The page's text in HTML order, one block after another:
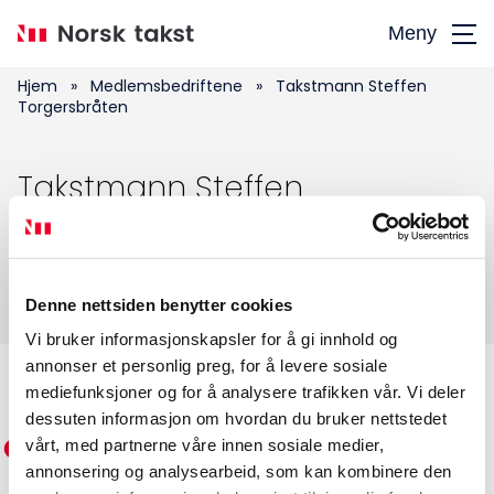
Denne nettsiden benytter cookies
Vi bruker informasjonskapsler for å gi innhold og
annonser et personlig preg, for å levere sosiale
mediefunksjoner og for å analysere trafikken vår. Vi deler
dessuten informasjon om hvordan du bruker nettstedet
vårt, med partnerne våre innen sosiale medier,
annonsering og analysearbeid, som kan kombinere den
hovedinnhold
Meny
Søk
etter:
Medlemskap
Kurs og konferanser
Hjem » Medlemsbedriftene »
Takstmann Steffen
Torgersbråten
Takstmann Steffen
Torgersbråten